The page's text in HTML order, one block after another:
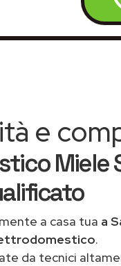
e
Miele
a casa tua a
.
da tecnici